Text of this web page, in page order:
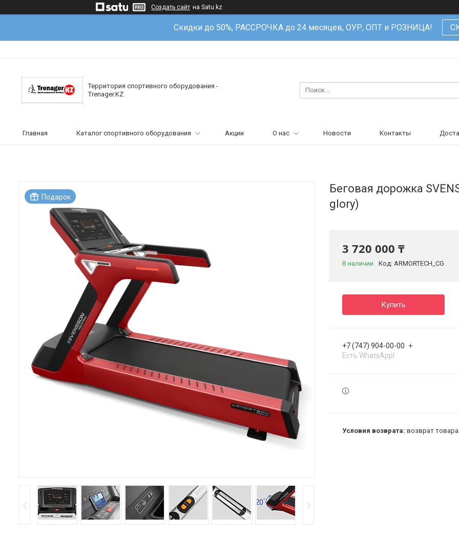
Создать сайт на Satu.kz
Скидки до 50%, РАССРОЧКА до 24 месяцев, ОУР, ОПТ и РОЗНИЦА!
Территория спортивного оборудования -
Trenager.KZ
Главная Каталог спортивного оборудования Акции О нас Новости Контакты
Подарок
Беговая дорожка
glory)
3 720 000 ₸
В наличии Код: ARMORTECH_CG
Купить
+7 (747) 904-00-00
Есть WhatsApp!
возврат